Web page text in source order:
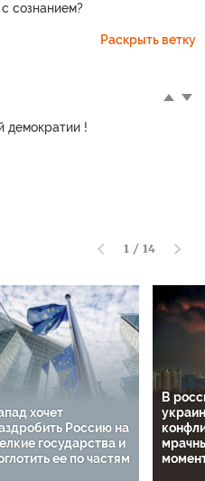
сознанием?
Раскрыть ветку
демократии !
1 / 14
хочет
Россию на
государства и
ее по частям
В